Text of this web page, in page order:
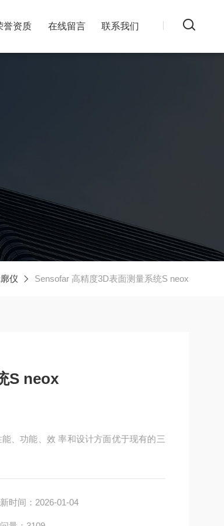
誉资质 在线留言 联系我们
仪 Sensofar 高精度3D表面测量系统S neox
S neox
、功能、效 率和设计方面优于现有的三
时间：2026-01-04